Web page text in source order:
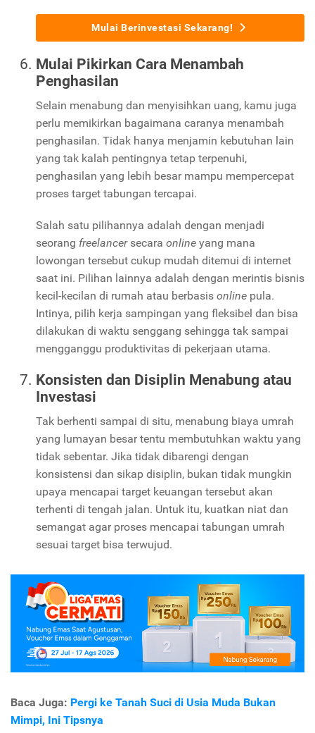
Mulai Berinvestasi Sekarang!
Mulai Pikirkan Cara Menambah
Penghasilan
Selain menabung dan menyisihkan uang, kamu juga
perlu memikirkan bagaimana caranya menambah
penghasilan. Tidak hanya menjamin kebutuhan lain
yang tak kalah pentingnya tetap terpenuhi,
penghasilan yang lebih besar mampu mempercepat
proses target tabungan tercapai.
Salah satu pilihannya adalah dengan menjadi
seorang freelancer secara online yang mana
lowongan tersebut cukup mudah ditemui di internet
saat ini. Pilihan lainnya adalah dengan merintis bisnis
kecil-kecilan di rumah atau berbasis online pula.
Intinya, pilih kerja sampingan yang fleksibel dan bisa
dilakukan di waktu senggang sehingga tak sampai
mengganggu produktivitas di pekerjaan utama.
Konsisten dan Disiplin Menabung atau
Investasi
Tak berhenti sampai di situ, menabung biaya umrah
yang lumayan besar tentu membutuhkan waktu yang
tidak sebentar. Jika tidak dibarengi dengan
konsistensi dan sikap disiplin, bukan tidak mungkin
upaya mencapai target keuangan tersebut akan
terhenti di tengah jalan. Untuk itu, kuatkan niat dan
semangat agar proses mencapai tabungan umrah
sesuai target bisa terwujud.
Baca Juga: Pergi ke Tanah Suci di Usia Muda Bukan
Mimpi, Ini Tipsnya